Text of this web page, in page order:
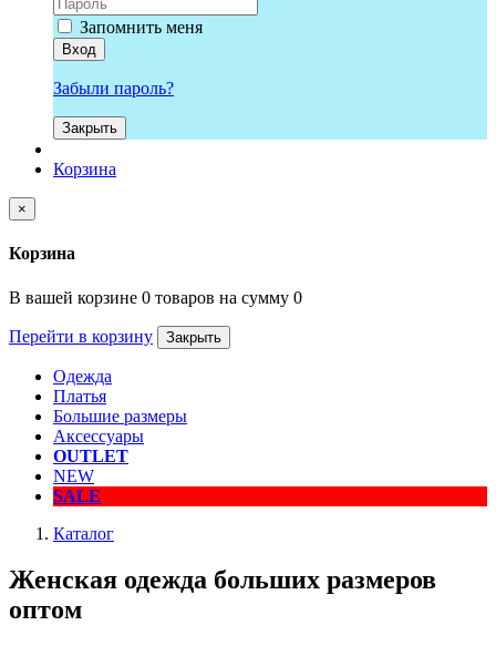
Запомнить меня
Вход
Забыли пароль?
Закрыть
Корзина
×
Корзина
В вашей корзине 0 товаров на сумму 0
Перейти в корзину Закрыть
Одежда
Платья
Большие размеры
Аксессуары
OUTLET
NEW
SALE
Каталог
Женская одежда больших размеров
оптом